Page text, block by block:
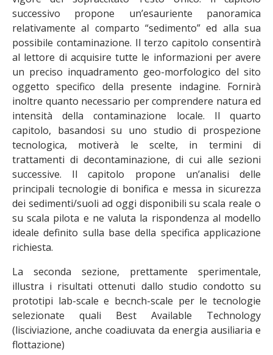
successivo propone un’esauriente panoramica
relativamente al comparto “sedimento” ed alla sua
possibile contaminazione. Il terzo capitolo consentirà
al lettore di acquisire tutte le informazioni per avere
un preciso inquadramento geo-morfologico del sito
oggetto specifico della presente indagine. Fornirà
inoltre quanto necessario per comprendere natura ed
intensità della contaminazione locale. Il quarto
capitolo, basandosi su uno studio di prospezione
tecnologica, motiverà le scelte, in termini di
trattamenti di decontaminazione, di cui alle sezioni
successive. Il capitolo propone un’analisi delle
principali tecnologie di bonifica e messa in sicurezza
dei sedimenti/suoli ad oggi disponibili su scala reale o
su scala pilota e ne valuta la rispondenza al modello
ideale definito sulla base della specifica applicazione
richiesta.
La seconda sezione, prettamente sperimentale,
illustra i risultati ottenuti dallo studio condotto su
prototipi lab-scale e becnch-scale per le tecnologie
selezionate quali Best Available Technology
(lisciviazione, anche coadiuvata da energia ausiliaria e
flottazione)